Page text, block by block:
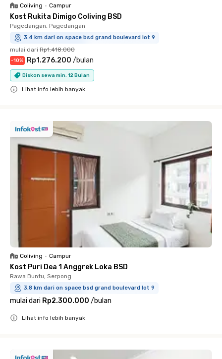
Coliving • Campur
Kost Rukita Dimigo Coliving BSD
Pagedangan, Pagedangan
3.4 km dari on space bsd grand boulevard lot 9
mulai dari Rp1.418.000
-10% Rp1.276.200 /bulan
Diskon sewa min. 12 Bulan
Lihat info lebih banyak
Coliving • Campur
Kost Puri Dea 1 Anggrek Loka BSD
Rawa Buntu, Serpong
3.8 km dari on space bsd grand boulevard lot 9
mulai dari Rp2.300.000 /bulan
Lihat info lebih banyak